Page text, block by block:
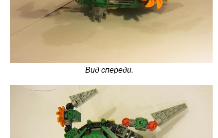
Вид спереди.